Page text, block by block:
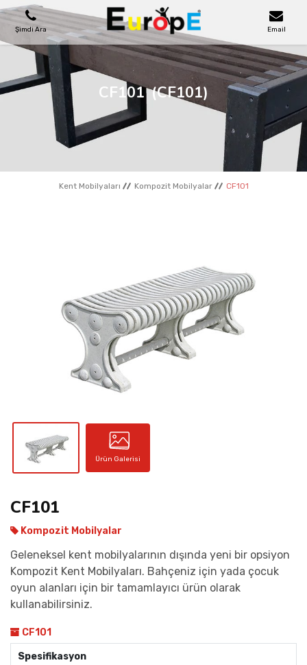
Şimdi Ara Email
OYUN PARKLARI
SKATEPARKLAR
AHŞAP EVLER
KENT MOBILYALARI
CF101 (CF101)
Kent Mobilyaları Kompozit Mobilyalar CF101
Ürün Galerisi
CF101
Kompozit Mobilyalar
Geleneksel kent mobilyalarının dışında yeni bir opsiyon
Kompozit Kent Mobilyaları. Bahçeniz için yada çocuk
oyun alanları için bir tamamlayıcı ürün olarak
kullanabilirsiniz.
CF101
Spesifikasyon